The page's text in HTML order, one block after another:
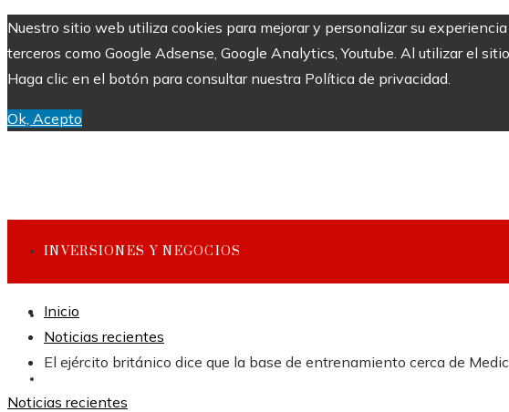
Nuestro sitio web utiliza cookies para mejorar y personalizar su
terceros como Google Adsense, Google Analytics, Youtube. Al utilizar el
Haga clic en el botón para consultar nuestra Política de privacidad.
Ok, Acepto
INVERSIONES Y NEGOCIOS
CULTURA Y OCIO
Inicio
Noticias recientes
El ejército británico dice que la base de entrenamiento cerca de
Noticias recientes